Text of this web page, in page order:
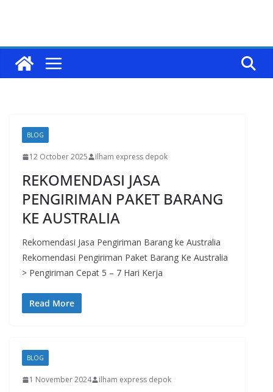
BLOG
12 October 2025 ilham express depok
REKOMENDASI JASA
PENGIRIMAN PAKET BARANG
KE AUSTRALIA
Rekomendasi Jasa Pengiriman Barang ke Australia
Rekomendasi Pengiriman Paket Barang Ke Australia
> Pengiriman Cepat 5 – 7 Hari Kerja
Read More
BLOG
1 November 2024 ilham express depok